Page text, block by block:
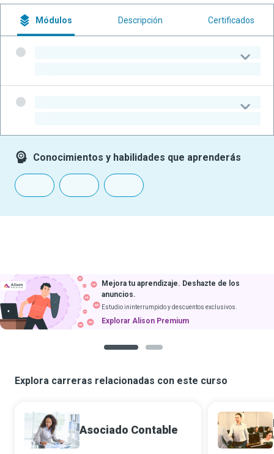
Módulos Descripción Certificados
Conocimientos y habilidades que aprenderás
Mejora tu aprendizaje. Deshazte de los
anuncios.
Estudio ininterrumpido y descuentos exclusivos.
Explorar Alison Premium
Explora carreras relacionadas con este curso
Asociado Contable